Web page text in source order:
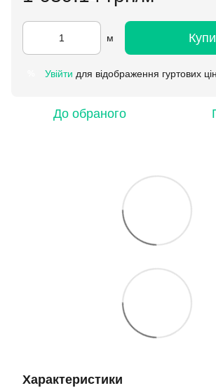
м
Увійти для відображення гуртових цін
До обраного
Характеристики